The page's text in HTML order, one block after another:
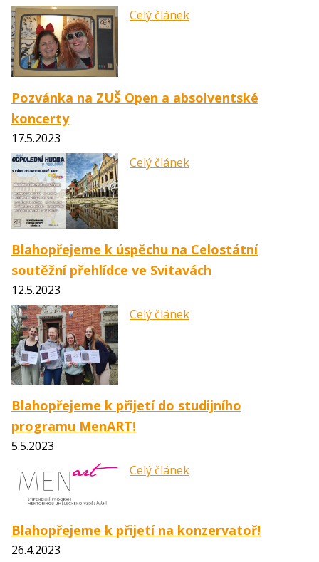
Celý článek
Pozvánka na ZUŠ Open a absolventské
koncerty
17.5.2023
Celý článek
Blahopřejeme k úspěchu na Celostátní
soutěžní přehlídce ve Svitavách
12.5.2023
Celý článek
Blahopřejeme k přijetí do studijního
programu MenART!
5.5.2023
Celý článek
Blahopřejeme k přijetí na konzervatoř!
26.4.2023